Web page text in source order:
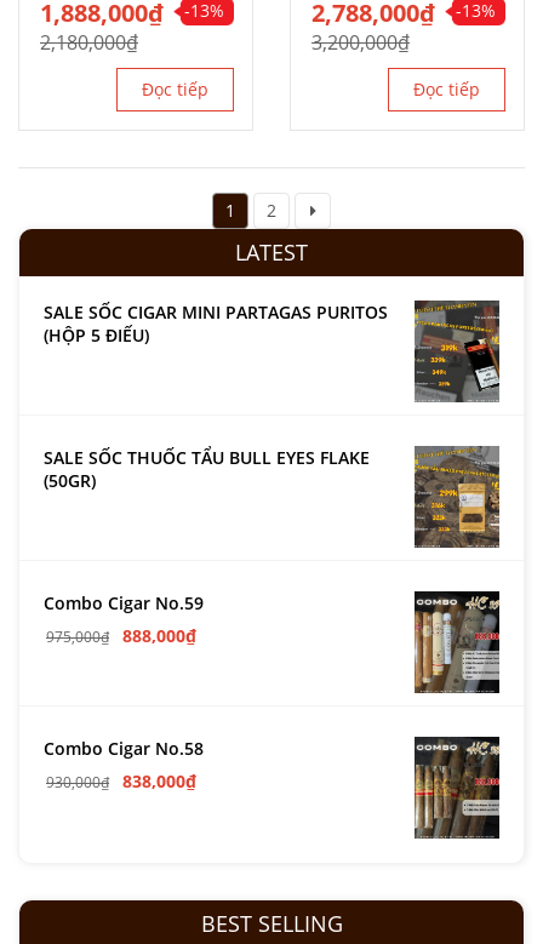
2,180,000₫
Giá
gốc
là:
2,180,000₫.
1,888,000₫
Giá
hiện
tại
-13%
Đọc tiếp
3,200,000₫
Giá
gốc
là:
3,200,000₫.
2,788,000₫
Giá
hiện
tại
-13%
Đọc tiếp
1 2
LATEST
SALE SỐC CIGAR MINI PARTAGAS PURITOS
(HỘP 5 ĐIẾU)
SALE SỐC THUỐC TẨU BULL EYES FLAKE
(50GR)
Combo Cigar No.59
975,000₫ 888,000₫
Combo Cigar No.58
930,000₫ 838,000₫
BEST SELLING